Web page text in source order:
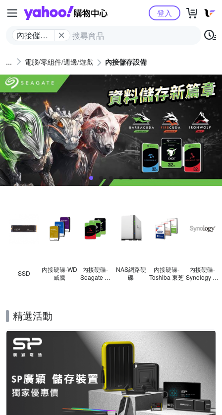
Yahoo購物中心
內接儲存
登入
電腦/零組件/週邊/遊戲 內接儲存設備
SSD
內接硬碟-WD
威騰
內接硬碟-
Seagate 希
NAS網路硬
碟
內接硬碟-
Toshiba 東芝
內接硬碟-
Synology 群
精選活動